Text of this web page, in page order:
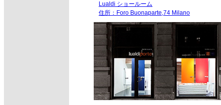
Lualdi ショールーム
住所：Foro Buonaparte,74 Milano